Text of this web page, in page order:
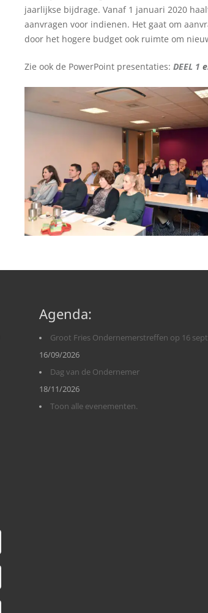
jaarlijkse bijdrage. Vanaf 1 januari 2020
aanvragen voor indienen. Het gaat om
door het hogere budget ook ruimte om
Zie ook de PowerPoint presentaties:DEEL 1
Agenda:
Groot Fries Ondernemerstreffen op 16
16/09/2026
Dag van de Ondernemer
18/11/2026
Toon alle evenementen.